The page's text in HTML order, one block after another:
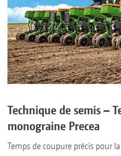
Technique de semis –
monograine Precea
Temps de coupure précis pour